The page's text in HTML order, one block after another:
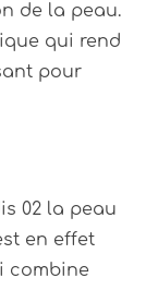
de la peau.
qui rend
pour
02 la peau
en effet
combine